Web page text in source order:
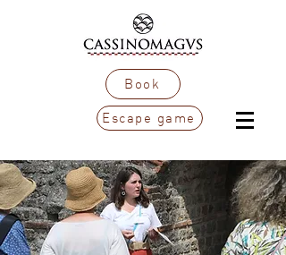
Book
Escape game